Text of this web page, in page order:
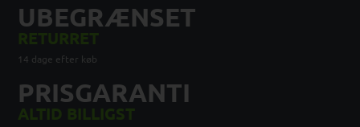
UBEGRÆNSET
RETURRET
14 dage efter køb
PRISGARANTI
ALTID BILLIGST